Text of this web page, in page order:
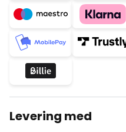
Levering med